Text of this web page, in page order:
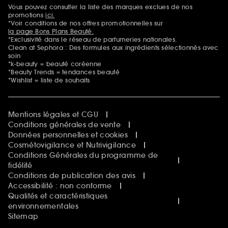
Sephora Beautiful Club
Clean at Sephora
Idées & Inspirations Beauté
Mentions additionnelles
Vous pouvez consulter la liste des marques exclues de nos
promotionsici.
*Voir conditions de nos offres promotionnelles sur
la page Bons Plans Beauté.
*Exclusivité dans le réseau de parfumeries nationales.
Clean at Sephora : Des formules aux ingrédients sélectionnés avec
soin
*k-beauty = beauté coréenne
*Beauty Trends = tendances beauté
*Wishlist = liste de souhaits
Mentions légales et CGU
Conditions générales de vente
Données personnelles et cookies
Cosmétovigilance et Nutrivigilance
Conditions Générales du programme de
fidélité
Conditions de publication des avis
Accessibilité : non conforme
Qualités et caractéristiques
environnementales
Sitemap